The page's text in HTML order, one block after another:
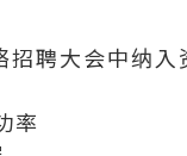
聘大会中纳
率